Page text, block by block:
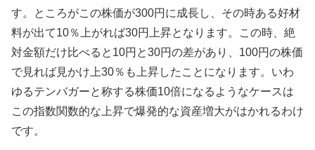
す。ところがこの株価が300円に成長し、その時ある好材
料が出て10％上がれば30円上昇となります。この時、絶
対金額だけ比べると10円と30円の差があり、100円の株価
で見れば見かけ上30％も上昇したことになります。いわ
ゆるテンバガーと称する株価10倍になるようなケースは
この指数関数的な上昇で爆発的な資産増大がはかれるわけ
です。